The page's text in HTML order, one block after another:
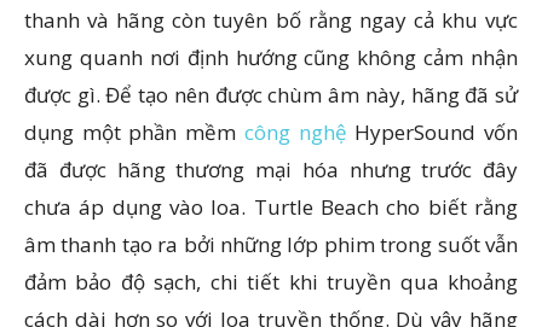
thanh và hãng còn tuyên bố rằng ngay cả khu vực
xung quanh nơi định hướng cũng không cảm nhận
được gì. Để tạo nên được chùm âm này, hãng đã sử
dụng một phần mềm công nghệ HyperSound vốn
đã được hãng thương mại hóa nhưng trước đây
chưa áp dụng vào loa. Turtle Beach cho biết rằng
âm thanh tạo ra bởi những lớp phim trong suốt vẫn
đảm bảo độ sạch, chi tiết khi truyền qua khoảng
cách dài hơn so với loa truyền thống. Dù vậy hãng